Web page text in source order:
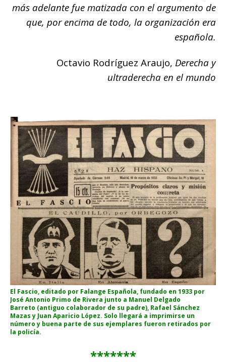
más adelante fue matizada con el argumento de
que, por encima de todo, la organización era
española.
Octavio Rodríguez Araujo, Derecha y
ultraderecha en el mundo
El Fascio, editado por Falange Española, fundado en 1933 por
José Antonio Primo de Rivera junto a Manuel Delgado
Barreto (antiguo colaborador de su padre), Rafael Sánchez
Mazas y Juan Aparicio López. Solo llegará a imprimirse un
número y buena parte de sus ejemplares fueron retirados por
la policía.
*******